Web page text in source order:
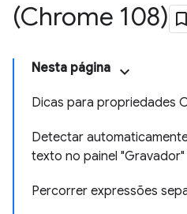
(Chrome 108)
Nesta página
Dicas para propriedades
Detectar
texto no painel "Gravador"
Percorrer expressões